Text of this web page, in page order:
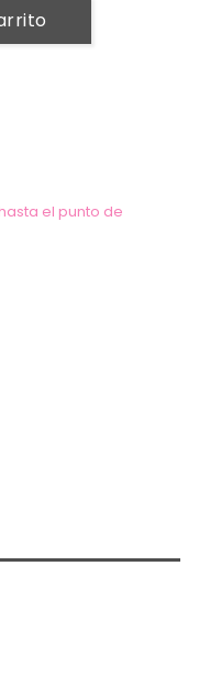
el punto de